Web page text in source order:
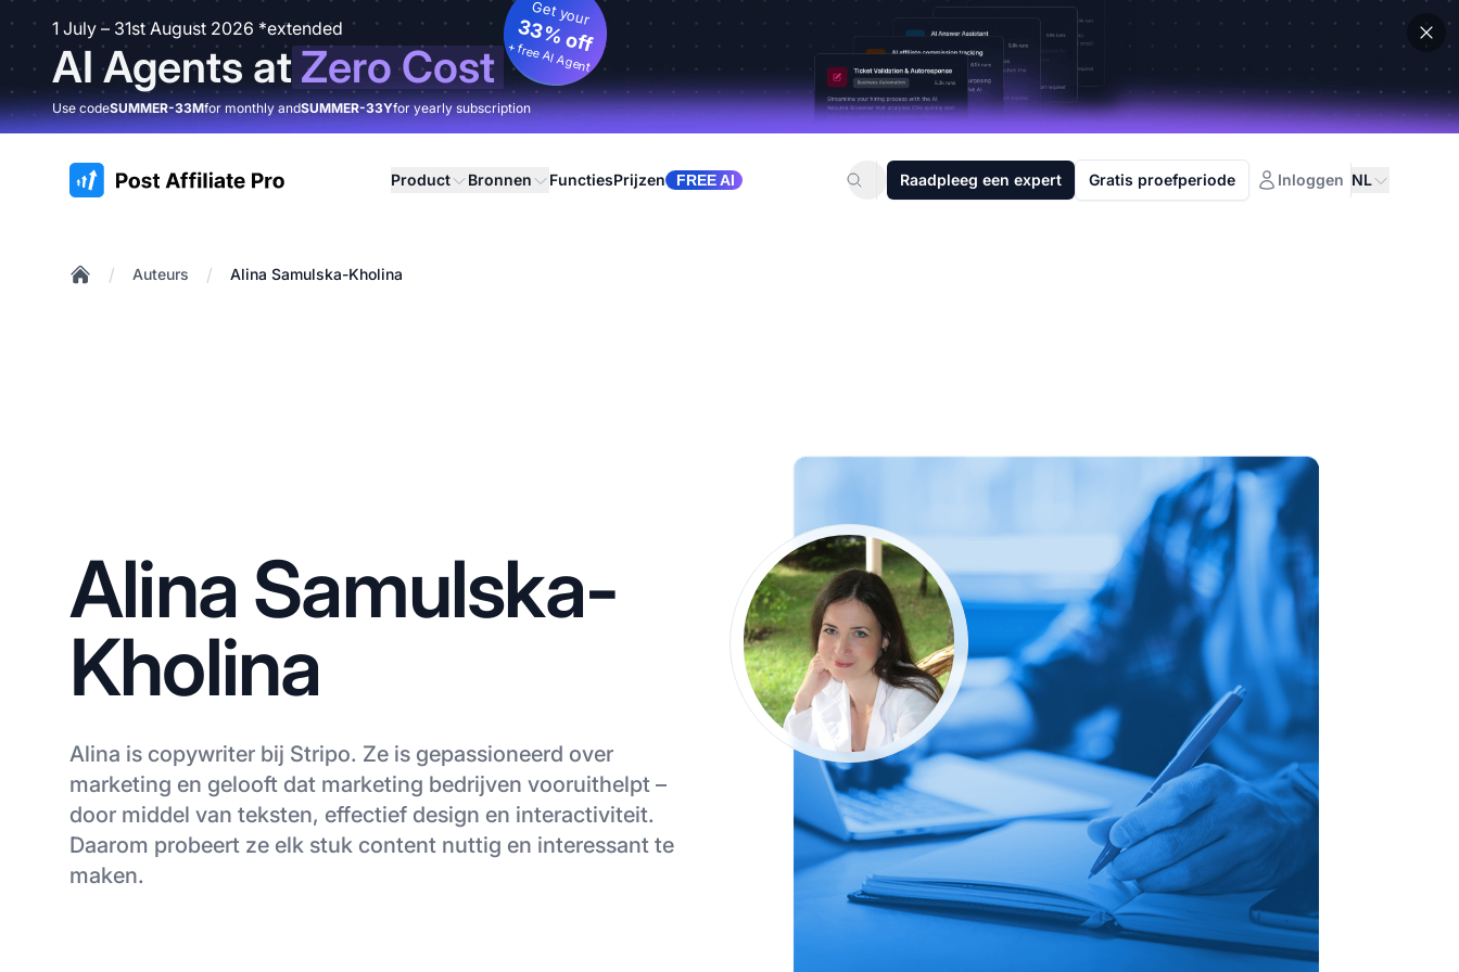
1 July – 31st August 2026 *extended
AI Agents atZero Cost
Get your
33% off
+ free AI Agent
Use codeSUMMER-33Mfor monthly andSUMMER-33Yfor yearly subscription
:site.title Product Bronnen FunctiesPrijzen FREE AI Raadpleeg een expert Gratis proefperiode Inloggen NL
/ Auteurs / Alina Samulska-Kholina
Alina Samulska-
Kholina
Alina is copywriter bij Stripo. Ze is gepassioneerd over
marketing en gelooft dat marketing bedrijven vooruithelpt –
door middel van teksten, effectief design en interactiviteit.
Daarom probeert ze elk stuk content nuttig en interessant te
maken.